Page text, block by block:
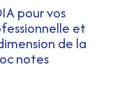
pour vos
et
de la
notes